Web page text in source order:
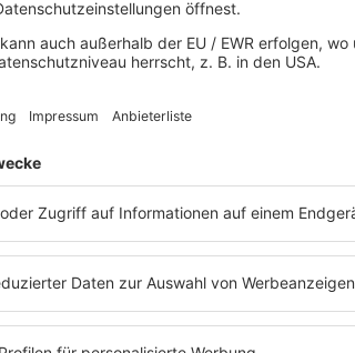
Schmusesong ein Nummer-eins-
in die Top-10. Aber in
esElton Johnhiermit nicht mal in
Elton Johnhat diesen
Song der
Taylor
gewidmet, insofern war